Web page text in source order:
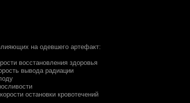
на одевшего артефакт:
восстановления здоровья
вывода радиации
остановки кровотечений